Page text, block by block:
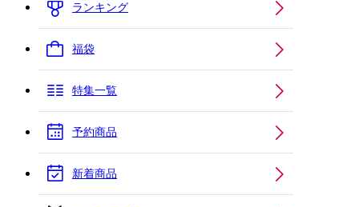
ランキング
福袋
特集一覧
予約商品
新着商品